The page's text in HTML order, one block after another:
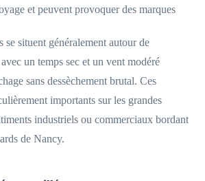
et peuvent provoquer des marques
se situent généralement autour de
un temps sec et un vent modéré
sans dessèchement brutal. Ces
importants sur les grandes
industriels ou commerciaux bordant
de Nancy.